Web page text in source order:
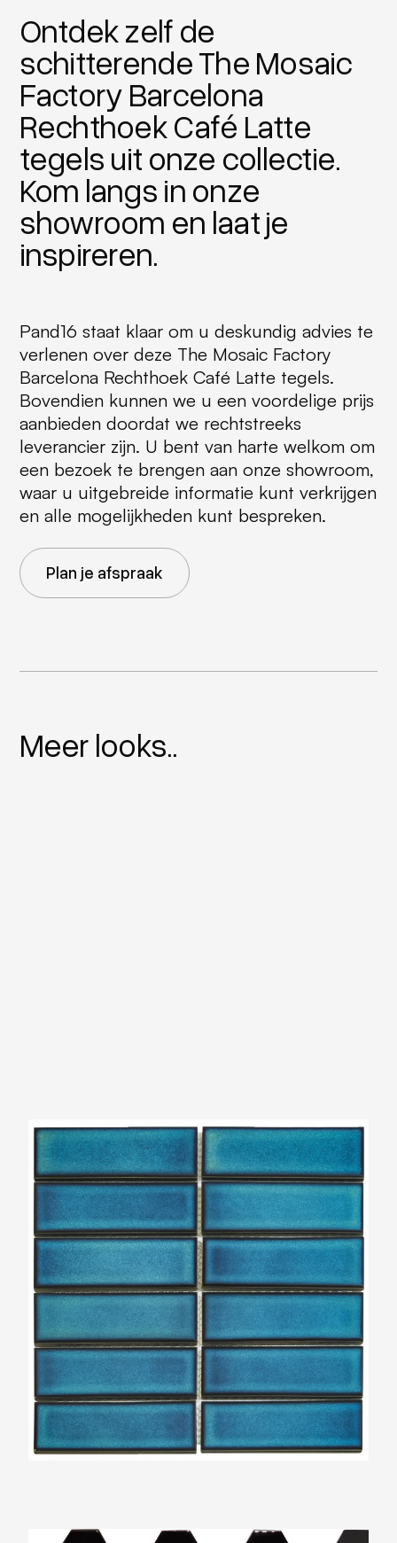
Ontdek zelf de
schitterende The Mosaic
Factory Barcelona
Rechthoek Café Latte
tegels uit onze collectie.
Kom langs in onze
showroom en laat je
inspireren.
Pand16 staat klaar om u deskundig advies te
verlenen over deze The Mosaic Factory
Barcelona Rechthoek Café Latte tegels.
Bovendien kunnen we u een voordelige prijs
aanbieden doordat we rechtstreeks
leverancier zijn. U bent van harte welkom om
een bezoek te brengen aan onze showroom,
waar u uitgebreide informatie kunt verkrijgen
en alle mogelijkheden kunt bespreken.
Plan je afspraak
Meer looks..
The Mosaic Factory Barcelona Rechthoek
Azuur Blauw met Spikkel